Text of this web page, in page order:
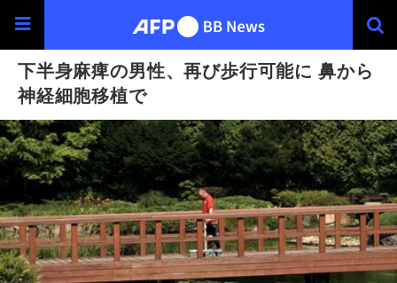
下半身麻痺の男性、再び歩行可能に 鼻から
神経細胞移植で